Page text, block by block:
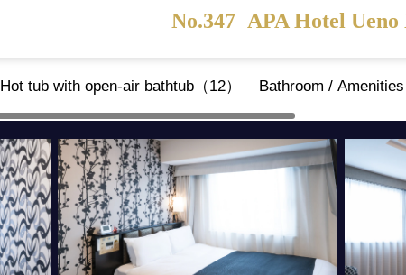
No.347 APA Hotel Ueno
Hot tub with open-air bathtub（12） Bathroom / Amenities